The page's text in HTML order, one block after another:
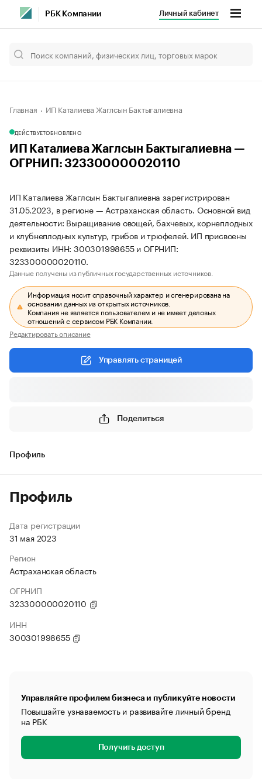
РБК Компании Личный кабинет
Главная ИП Каталиева Жаглсын Бактыгалиевна
ДЕЙСТВУЕТОБНОВЛЕНО
ИП Каталиева Жаглсын Бактыгалиевна —
ОГРНИП: 323300000020110
ИП Каталиева Жаглсын Бактыгалиевна зарегистрирован
31.05.2023, в регионе — Астраханская область. Основной вид
деятельности: Выращивание овощей, бахчевых, корнеплодных
и клубнеплодных культур, грибов и трюфелей. ИП присвоены
реквизиты ИНН: 300301998655 и ОГРНИП:
323300000020110.
Данные получены из публичных государственных источников.
Информация носит справочный характер и сгенерирована на
основании данных из открытых источников.
Компания не является пользователем и не имеет деловых
отношений с сервисом РБК Компании.
Редактировать описание
Управлять страницей
Поделиться
Профиль
Профиль
Дата регистрации
31 мая 2023
Регион
Астраханская область
ОГРНИП
323300000020110
ИНН
300301998655
Управляйте профилем бизнеса и публикуйте новости
Повышайте узнаваемость и развивайте личный бренд
на РБК
Получить доступ